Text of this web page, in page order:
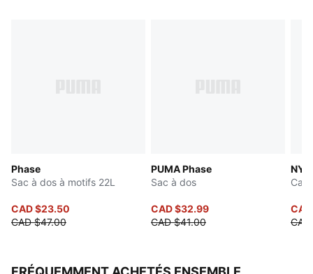
Phase
Sac à dos à motifs 22L
CAD $23.50
CAD $47.00
PUMA Phase
Sac à dos
CAD $32.99
CAD $41.00